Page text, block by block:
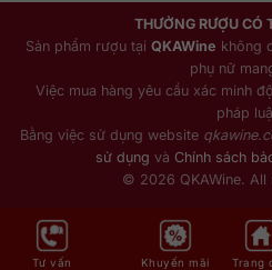
THƯỞNG RƯỢU CÓ
Sản phẩm rượu tại QKAWine không
phụ nữ
Việc mua hàng yêu cầu xác minh
pháp
Bằng việc sử dụng website
sử dụng và Chính sách
© 2026 QKAWine. All
Tư vấn Khuyến mãi Trang